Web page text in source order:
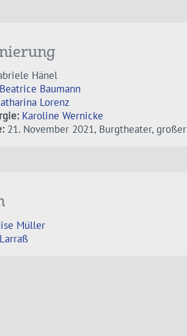
Hänel
Beatrice Baumann
Lorenz
Karoline Wernicke
21. November 2021, Burgtheater,
Müller